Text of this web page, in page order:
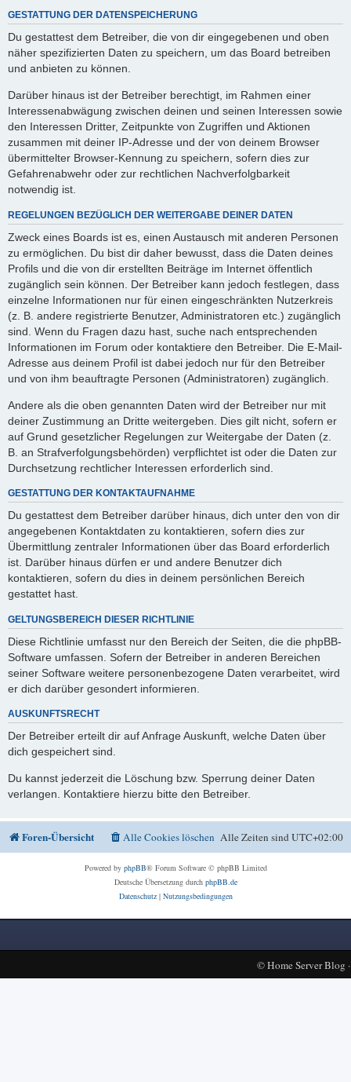
GESTATTUNG DER DATENSPEICHERUNG
Du gestattest dem Betreiber, die von dir eingegebenen und oben
näher spezifizierten Daten zu speichern, um das Board betreiben
und anbieten zu können.
Darüber hinaus ist der Betreiber berechtigt, im Rahmen einer
Interessenabwägung zwischen deinen und seinen Interessen sowie
den Interessen Dritter, Zeitpunkte von Zugriffen und Aktionen
zusammen mit deiner IP-Adresse und der von deinem Browser
übermittelter Browser-Kennung zu speichern, sofern dies zur
Gefahrenabwehr oder zur rechtlichen Nachverfolgbarkeit
notwendig ist.
REGELUNGEN BEZÜGLICH DER WEITERGABE DEINER DATEN
Zweck eines Boards ist es, einen Austausch mit anderen Personen
zu ermöglichen. Du bist dir daher bewusst, dass die Daten deines
Profils und die von dir erstellten Beiträge im Internet öffentlich
zugänglich sein können. Der Betreiber kann jedoch festlegen, dass
einzelne Informationen nur für einen eingeschränkten Nutzerkreis
(z. B. andere registrierte Benutzer, Administratoren etc.) zugänglich
sind. Wenn du Fragen dazu hast, suche nach entsprechenden
Informationen im Forum oder kontaktiere den Betreiber. Die E-Mail-
Adresse aus deinem Profil ist dabei jedoch nur für den Betreiber
und von ihm beauftragte Personen (Administratoren) zugänglich.
Andere als die oben genannten Daten wird der Betreiber nur mit
deiner Zustimmung an Dritte weitergeben. Dies gilt nicht, sofern er
auf Grund gesetzlicher Regelungen zur Weitergabe der Daten (z.
B. an Strafverfolgungsbehörden) verpflichtet ist oder die Daten zur
Durchsetzung rechtlicher Interessen erforderlich sind.
GESTATTUNG DER KONTAKTAUFNAHME
Du gestattest dem Betreiber darüber hinaus, dich unter den von dir
angegebenen Kontaktdaten zu kontaktieren, sofern dies zur
Übermittlung zentraler Informationen über das Board erforderlich
ist. Darüber hinaus dürfen er und andere Benutzer dich
kontaktieren, sofern du dies in deinem persönlichen Bereich
gestattet hast.
GELTUNGSBEREICH DIESER RICHTLINIE
Diese Richtlinie umfasst nur den Bereich der Seiten, die die phpBB-
Software umfassen. Sofern der Betreiber in anderen Bereichen
seiner Software weitere personenbezogene Daten verarbeitet, wird
er dich darüber gesondert informieren.
AUSKUNFTSRECHT
Der Betreiber erteilt dir auf Anfrage Auskunft, welche Daten über
dich gespeichert sind.
Du kannst jederzeit die Löschung bzw. Sperrung deiner Daten
verlangen. Kontaktiere hierzu bitte den Betreiber.
Foren-Übersicht Alle Zeiten sindUTC+02:00
Alle Cookies löschen
Powered by phpBB® Forum Software © phpBB Limited
Deutsche Übersetzung durch phpBB.de
Datenschutz| Nutzungsbedingungen
©Home Server Blog